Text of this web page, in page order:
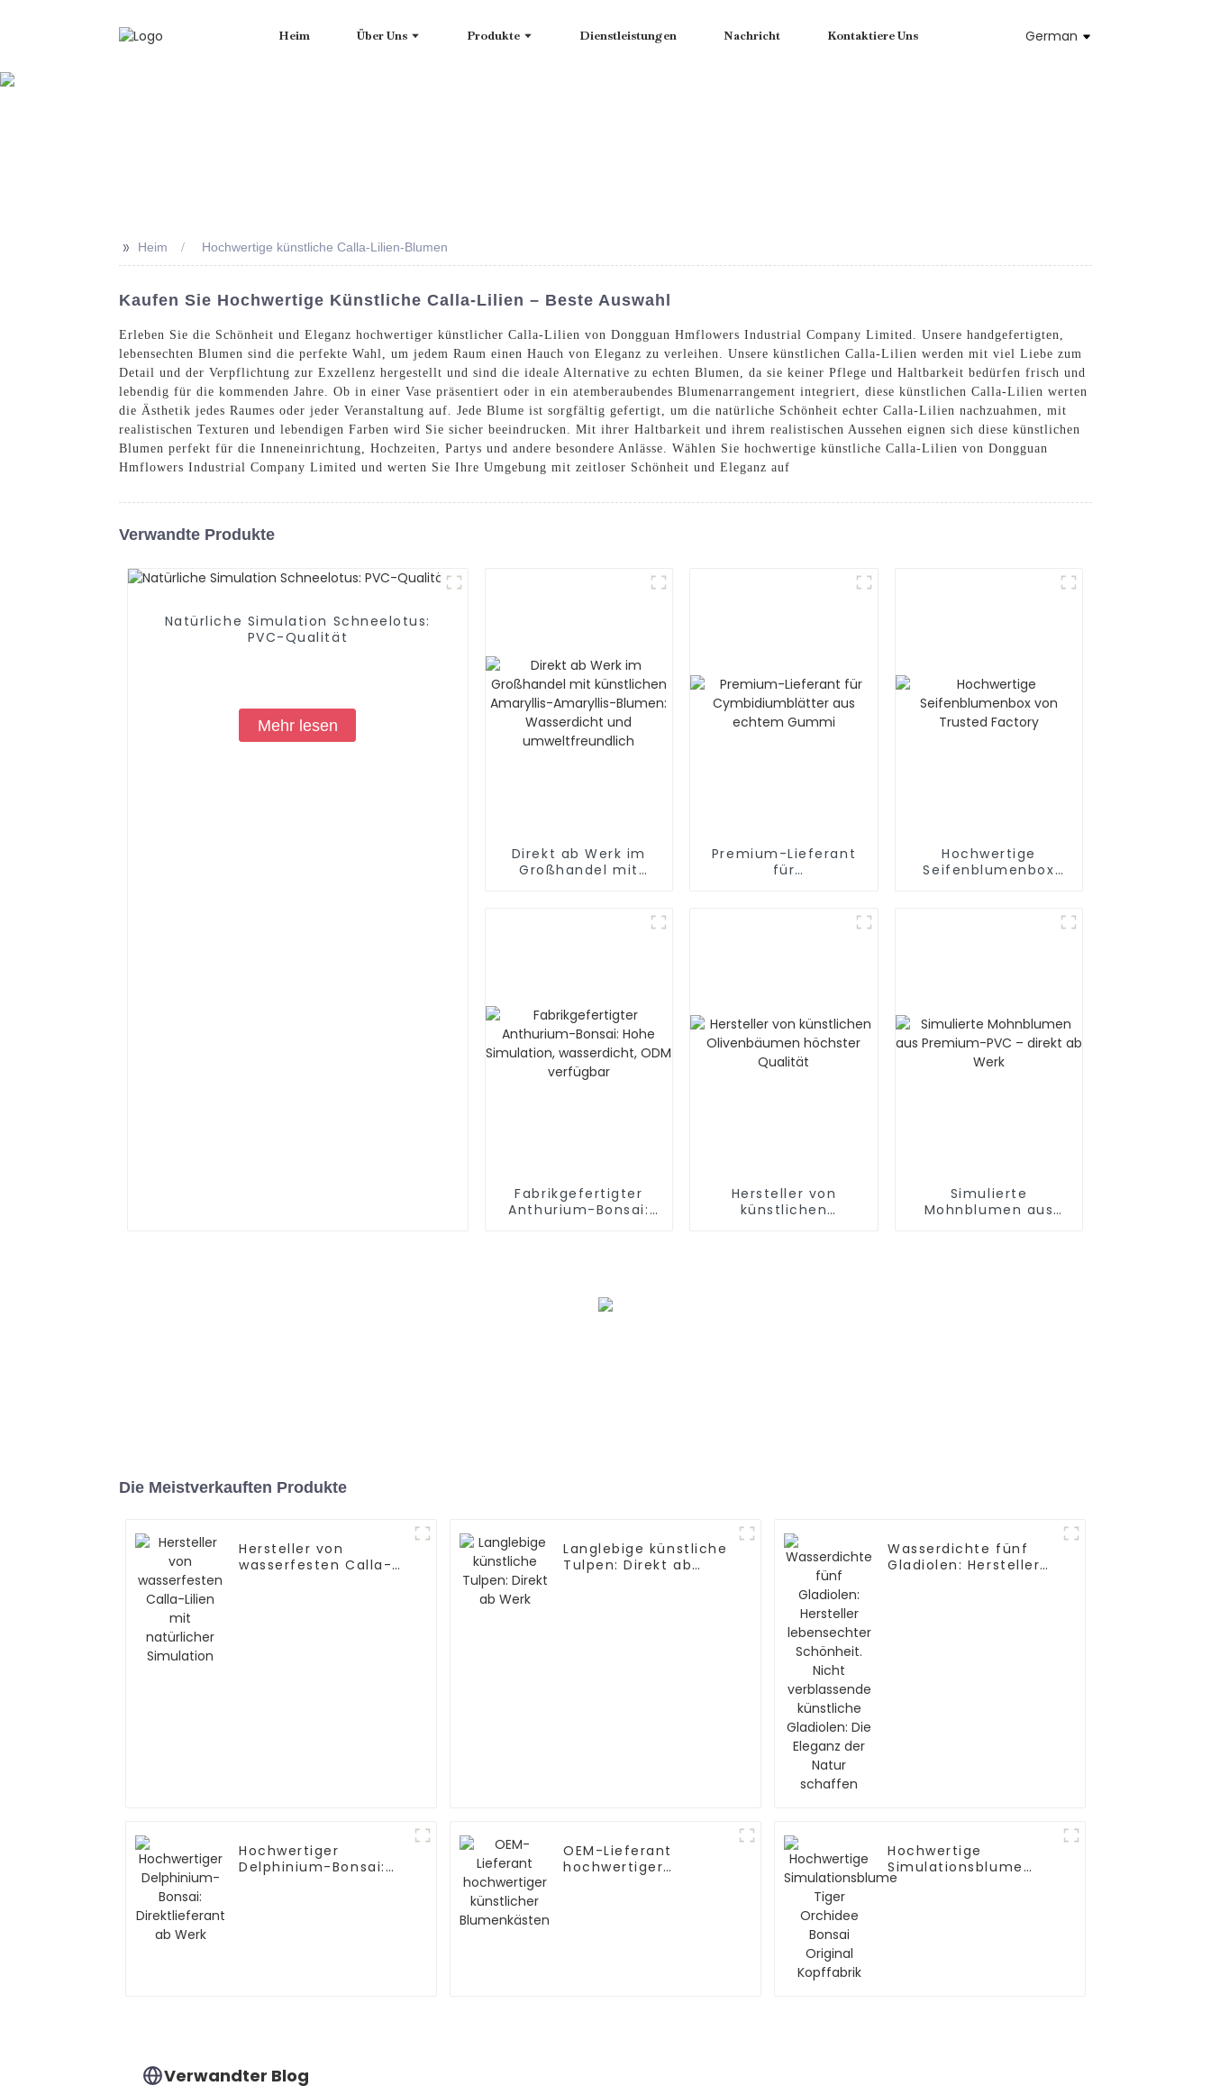
Heim Über Uns Produkte Dienstleistungen Nachricht Kontaktiere Uns German
>> Heim Hochwertige künstliche Calla-Lilien-Blumen
Kaufen Sie Hochwertige Künstliche Calla-Lilien – Beste Auswahl
Erleben Sie die Schönheit und Eleganz hochwertiger künstlicher Calla-Lilien von Dongguan Hmflowers Industrial Company Limited. Unsere handgefertigten,
lebensechten Blumen sind die perfekte Wahl, um jedem Raum einen Hauch von Eleganz zu verleihen. Unsere künstlichen Calla-Lilien werden mit viel Liebe zum
Detail und der Verpflichtung zur Exzellenz hergestellt und sind die ideale Alternative zu echten Blumen, da sie keiner Pflege und Haltbarkeit bedürfen frisch und
lebendig für die kommenden Jahre. Ob in einer Vase präsentiert oder in ein atemberaubendes Blumenarrangement integriert, diese künstlichen Calla-Lilien werten
die Ästhetik jedes Raumes oder jeder Veranstaltung auf. Jede Blume ist sorgfältig gefertigt, um die natürliche Schönheit echter Calla-Lilien nachzuahmen, mit
realistischen Texturen und lebendigen Farben wird Sie sicher beeindrucken. Mit ihrer Haltbarkeit und ihrem realistischen Aussehen eignen sich diese künstlichen
Blumen perfekt für die Inneneinrichtung, Hochzeiten, Partys und andere besondere Anlässe. Wählen Sie hochwertige künstliche Calla-Lilien von Dongguan
Hmflowers Industrial Company Limited und werten Sie Ihre Umgebung mit zeitloser Schönheit und Eleganz auf
Verwandte Produkte
Natürliche Simulation Schneelotus:
PVC-Qualität
Mehr lesen
Direkt ab Werk im
Großhandel mit
Blumen: Wasserdicht
Premium-Lieferant
für
Hochwertige
Seifenblumenbox
Fabrikgefertigter
Anthurium-Bonsai:
Hersteller von
künstlichen
Simulierte
Mohnblumen aus
Die Meistverkauften Produkte
Hersteller von
wasserfesten Calla-
Langlebige künstliche
Tulpen: Direkt ab
Wasserdichte fünf
Gladiolen: Hersteller
Hochwertiger
Delphinium-Bonsai:
OEM-Lieferant
hochwertiger
Hochwertige
Simulationsblume
Tiger Orchidee Bonsai
Verwandter Blog